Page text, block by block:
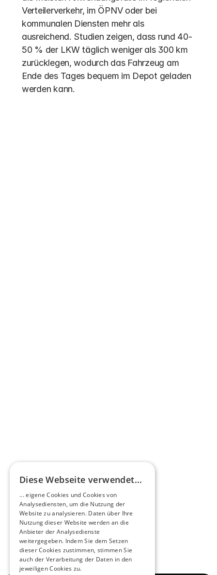
Verteilerverkehr, im ÖPNV oder bei
kommunalen Diensten mehr als
ausreichend. Studien zeigen, dass rund 40-
50 % der LKW täglich weniger als 300 km
zurücklegen, wodurch das Fahrzeug am
Ende des Tages bequem im Depot geladen
werden kann.
HEERO
Mehr erfahren
View All
Diese Webseite verwendet...
... eigene Cookies und Cookies von
Analysediensten, um die Nutzung der
Website zu analysieren. Daten über Ihre
Nutzung dieser Website werden an die
Anbieter der Analysedienste
weitergegeben. Indem Sie dem Setzen
dieser Cookies zustimmen, stimmen Sie
auch der Verarbeitung der Daten in den
jeweiligen Cookies zu.